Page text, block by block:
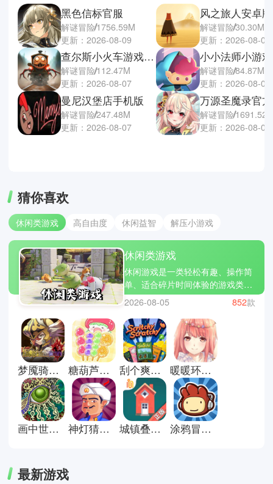
黑色信标官服
解谜冒险1756.59M
更新：2026-08-09
查尔斯小火车游戏手机版
解谜冒险112.47M
更新：2026-08-07
曼尼汉堡店手机版
解谜冒险247.48M
更新：2026-08-07
风之旅人安卓版
解谜冒险30.30M
更新：2026-08-07
小小法师小游戏
解谜冒险84.87M
更新：2026-08-07
万源圣魔录官
解谜冒险
更新：2026-08-07
猜你喜欢
休闲类游戏 高自由度 休闲益智 解压小游戏
休闲类游戏
休闲游戏是一类轻松有趣、操作简
单、适合碎片时间体验的游戏类
型，让玩家在短时间内获得乐趣和
放松。小编为大家精选了几款热门
休闲游戏：旅行青蛙、开心消消
乐、糖果传奇。休闲游戏不仅让你
打发时间，还能带来成就感和小小
的惊喜。立即下载休闲游戏合集，
让轻松有趣的游戏陪伴你的每一
天，放松心情，享受片刻欢乐!
2026-08-05 852款
梦魇骑士团汉化版 糖葫芦达人最新版 刮个爽游戏正式版 暖暖环游世界安卓版
画中世界手机版 神灯猜人名官方正版 城镇叠叠乐正版 涂鸦冒险家安卓版
最新游戏